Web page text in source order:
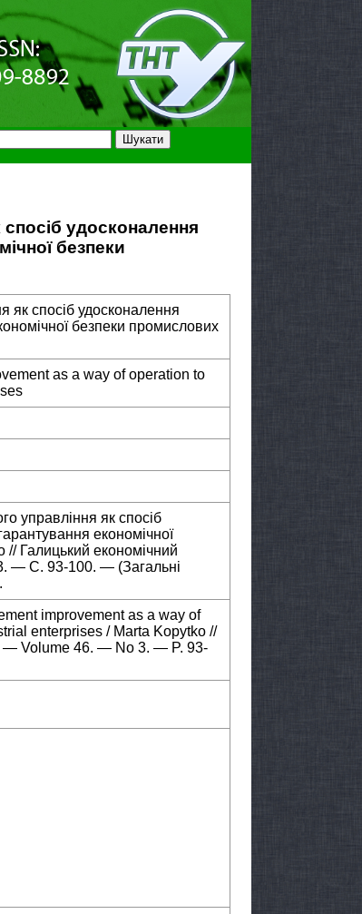
удосконалення
безпеки
як спосіб удосконалення
безпеки промислових
as a way of operation to
управління як спосіб
економічної
Галицький економічний
— С. 93-100. — (Загальні
improvement as a way of
enterprises / Marta Kopytko //
— Volume 46. — No 3. — P. 93-